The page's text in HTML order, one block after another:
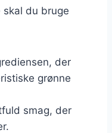
skal du bruge
der
grønne
smag, der